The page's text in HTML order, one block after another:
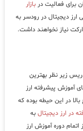
برای فعالیت در بازار
دیجیتال در رودسر به
نیاز نخواهند داشت.
زیر نظر بهترین
آموزش پیشرفته ارز
در این حیطه بوده که
در ارز دیجیتال به
دوره آموزش ارز